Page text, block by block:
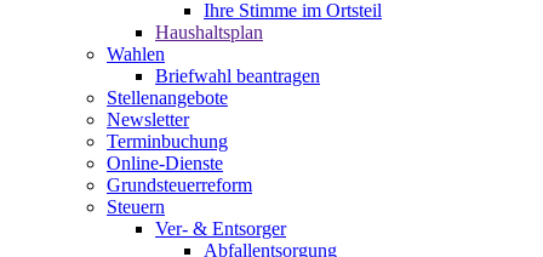
Ihre Stimme im Ortsteil
Haushaltsplan
Wahlen
Briefwahl beantragen
Stellenangebote
Newsletter
Terminbuchung
Online-Dienste
Grundsteuerreform
Steuern
Ver- & Entsorger
Abfallentsorgung